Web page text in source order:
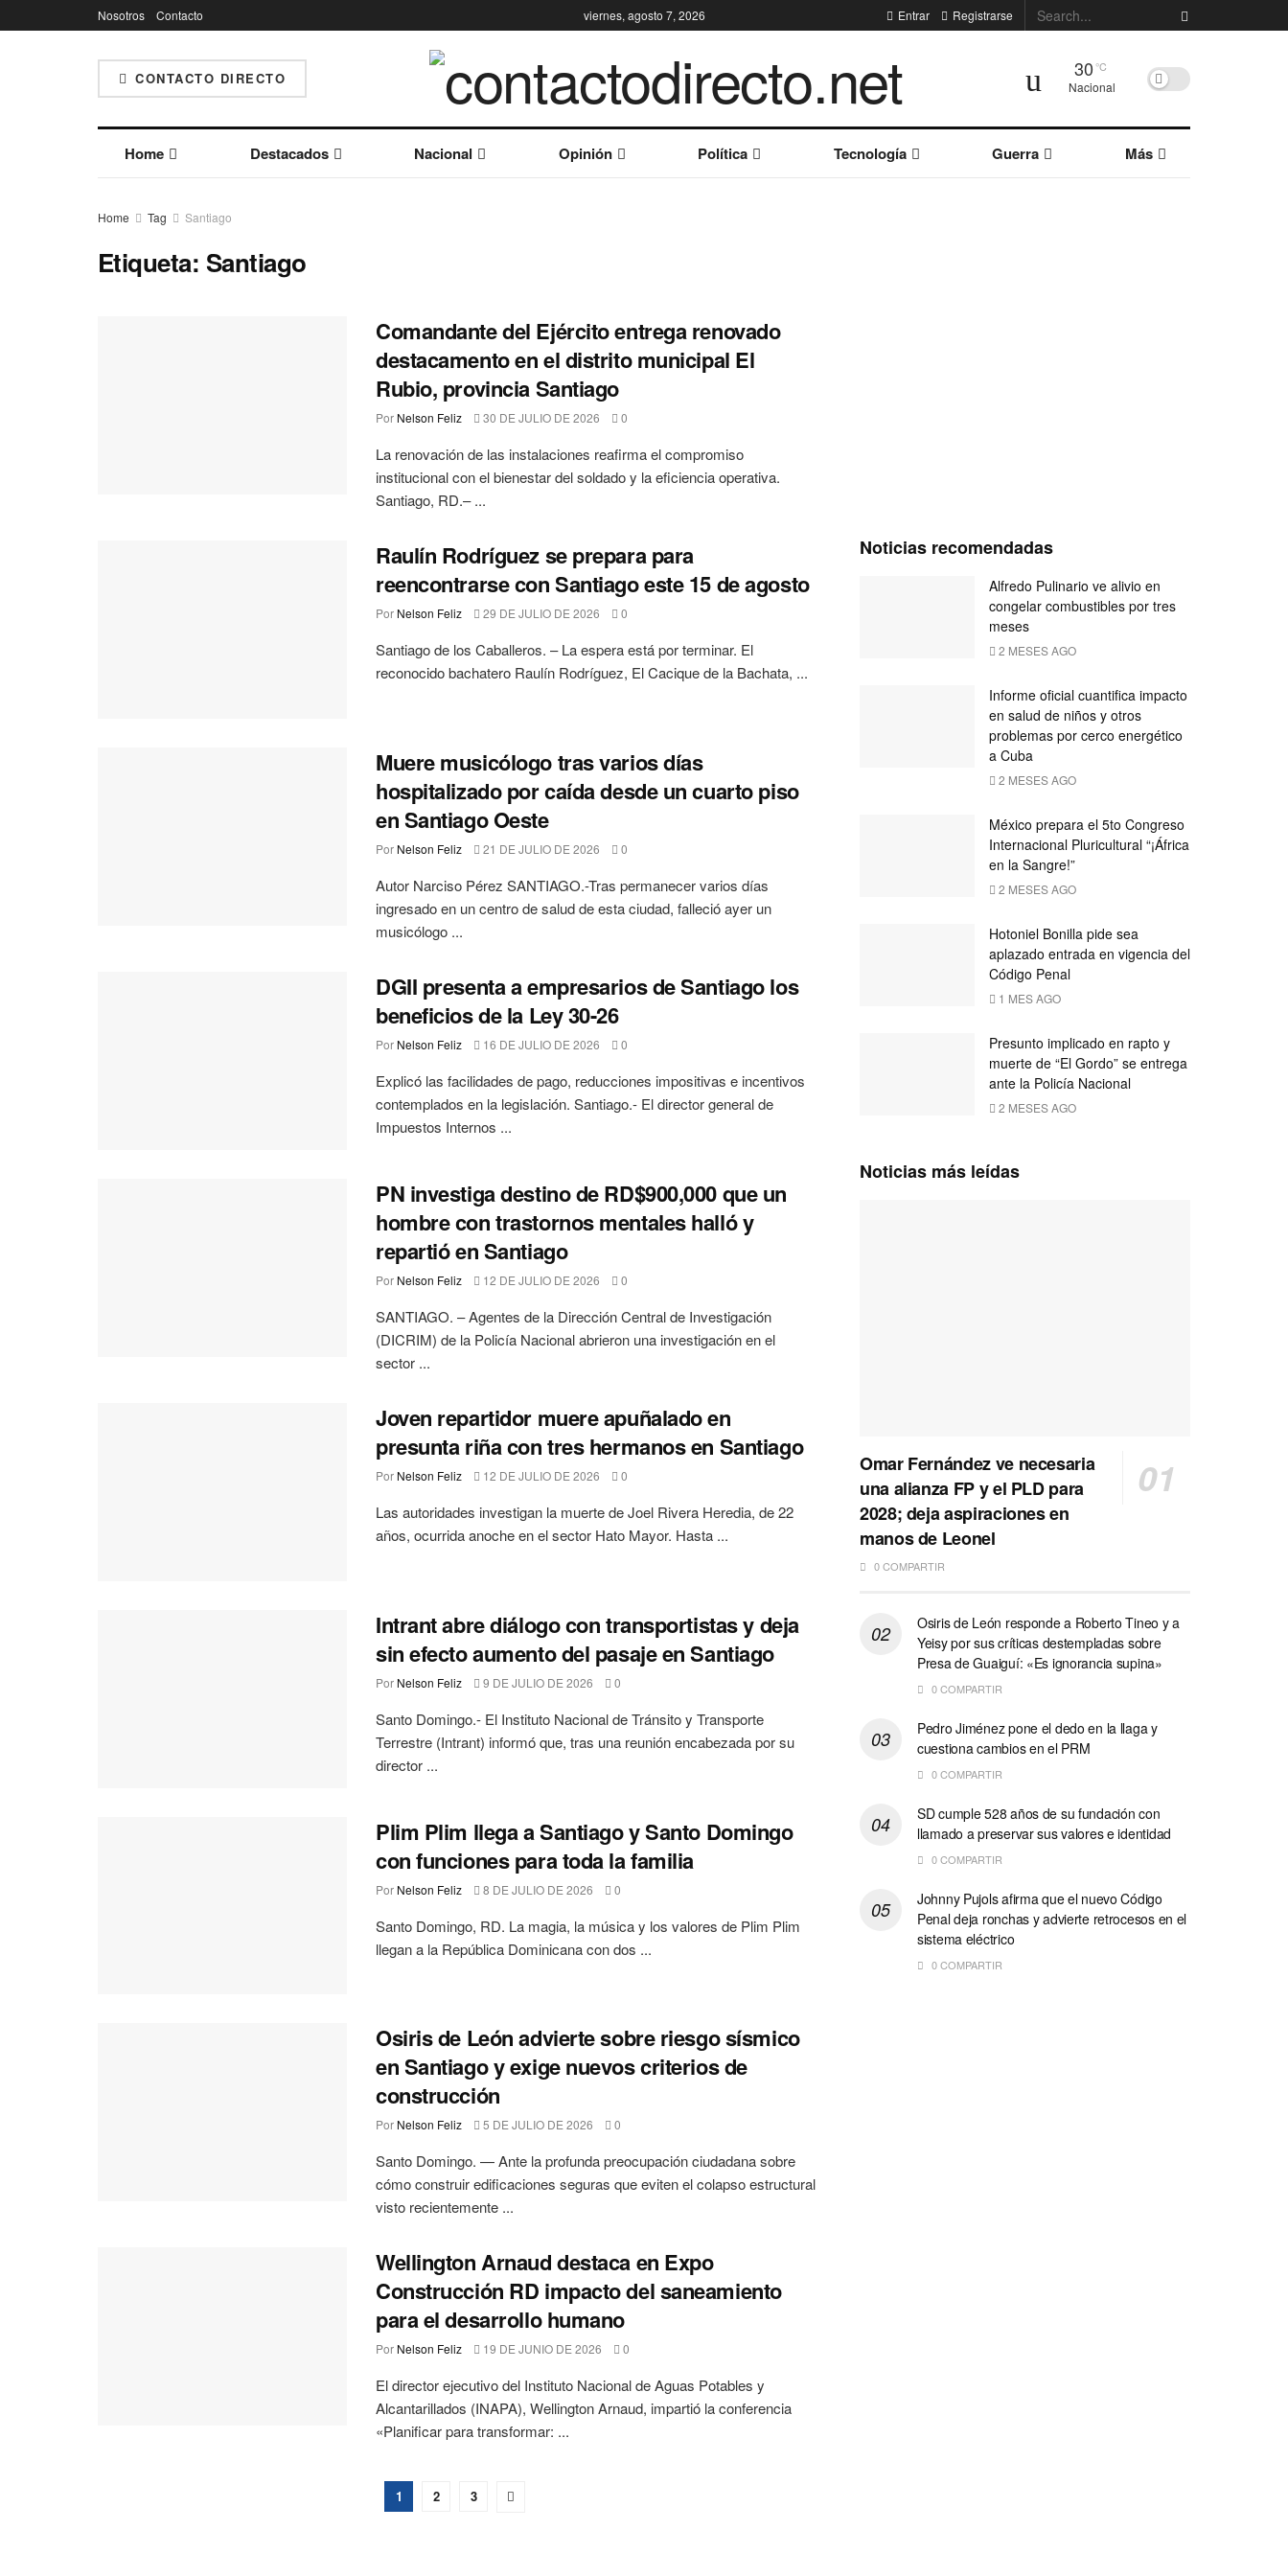
Nosotros Contacto viernes, agosto 7, 2026 Entrar Registrarse
CONTACTO DIRECTO 30 °C
Nacional
Home Destacados Nacional Opinión Política Tecnología Guerra Más
Home Tag Santiago
Etiqueta: Santiago
Comandante del Ejército entrega renovado
destacamento en el distrito municipal El
Rubio, provincia Santiago
Por Nelson Feliz 30 DE JULIO DE 2026 0
La renovación de las instalaciones reafirma el compromiso
institucional con el bienestar del soldado y la eficiencia operativa.
Santiago, RD.– ...
Raulín Rodríguez se prepara para
reencontrarse con Santiago este 15 de agosto
Por Nelson Feliz 29 DE JULIO DE 2026 0
Santiago de los Caballeros. – La espera está por terminar. El
reconocido bachatero Raulín Rodríguez, El Cacique de la Bachata, ...
Muere musicólogo tras varios días
hospitalizado por caída desde un cuarto piso
en Santiago Oeste
Por Nelson Feliz 21 DE JULIO DE 2026 0
Autor Narciso Pérez SANTIAGO.-Tras permanecer varios días
ingresado en un centro de salud de esta ciudad, falleció ayer un
musicólogo ...
DGII presenta a empresarios de Santiago los
beneficios de la Ley 30-26
Por Nelson Feliz 16 DE JULIO DE 2026 0
Explicó las facilidades de pago, reducciones impositivas e incentivos
contemplados en la legislación. Santiago.- El director general de
Impuestos Internos ...
PN investiga destino de RD$900,000 que un
hombre con trastornos mentales halló y
repartió en Santiago
Por Nelson Feliz 12 DE JULIO DE 2026 0
SANTIAGO. – Agentes de la Dirección Central de Investigación
(DICRIM) de la Policía Nacional abrieron una investigación en el
sector ...
Joven repartidor muere apuñalado en
presunta riña con tres hermanos en Santiago
Por Nelson Feliz 12 DE JULIO DE 2026 0
Las autoridades investigan la muerte de Joel Rivera Heredia, de 22
años, ocurrida anoche en el sector Hato Mayor. Hasta ...
Intrant abre diálogo con transportistas y deja
sin efecto aumento del pasaje en Santiago
Por Nelson Feliz 9 DE JULIO DE 2026 0
Santo Domingo.- El Instituto Nacional de Tránsito y Transporte
Terrestre (Intrant) informó que, tras una reunión encabezada por su
director ...
Plim Plim llega a Santiago y Santo Domingo
con funciones para toda la familia
Por Nelson Feliz 8 DE JULIO DE 2026 0
Santo Domingo, RD. La magia, la música y los valores de Plim Plim
llegan a la República Dominicana con dos ...
Osiris de León advierte sobre riesgo sísmico
en Santiago y exige nuevos criterios de
construcción
Por Nelson Feliz 5 DE JULIO DE 2026 0
Santo Domingo. — Ante la profunda preocupación ciudadana sobre
cómo construir edificaciones seguras que eviten el colapso estructural
visto recientemente ...
Wellington Arnaud destaca en Expo
Construcción RD impacto del saneamiento
para el desarrollo humano
Por Nelson Feliz 19 DE JUNIO DE 2026 0
El director ejecutivo del Instituto Nacional de Aguas Potables y
Alcantarillados (INAPA), Wellington Arnaud, impartió la conferencia
«Planificar para transformar: ...
1 2 3
Noticias recomendadas
Alfredo Pulinario ve alivio en
congelar combustibles por tres
meses
2 MESES AGO
Informe oficial cuantifica impacto
en salud de niños y otros
problemas por cerco energético
a Cuba
2 MESES AGO
México prepara el 5to Congreso
Internacional Pluricultural “¡África
en la Sangre!”
2 MESES AGO
Hotoniel Bonilla pide sea
aplazado entrada en vigencia del
Código Penal
1 MES AGO
Presunto implicado en rapto y
muerte de “El Gordo” se entrega
ante la Policía Nacional
2 MESES AGO
Noticias más leídas
Omar Fernández ve necesaria
una alianza FP y el PLD para
2028; deja aspiraciones en
manos de Leonel
0 COMPARTIR
Osiris de León responde a Roberto Tineo y a
Yeisy por sus críticas destempladas sobre
Presa de Guaiguí: «Es ignorancia supina»
0 COMPARTIR
Pedro Jiménez pone el dedo en la llaga y
cuestiona cambios en el PRM
0 COMPARTIR
SD cumple 528 años de su fundación con
llamado a preservar sus valores e identidad
0 COMPARTIR
Johnny Pujols afirma que el nuevo Código
Penal deja ronchas y advierte retrocesos en el
sistema eléctrico
0 COMPARTIR